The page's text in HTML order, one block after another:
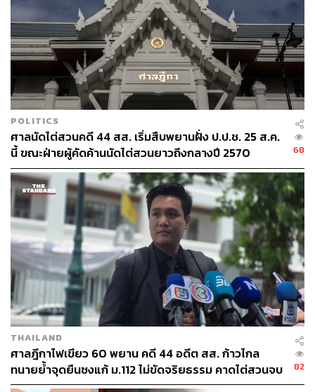
POLITICS
ศาลนัดไต่สวนคดี 44 สส. เริ่มสืบพยานฝั่ง ป.ป.ช. 25 ส.ค.
นี้ ขณะฝ่ายผู้คัดค้านนัดไต่สวนยาวถึงกลางปี 2570
68
THAILAND
ศาลฎีกาไฟเขียว 60 พยาน คดี 44 อดีต สส. ก้าวไกล
ทนายย้ำจุดยืนชงแก้ ม.112 ไม่ขัดจริยธรรม คาดไต่สวนจบ
พฤษภาคมปี 2570
82